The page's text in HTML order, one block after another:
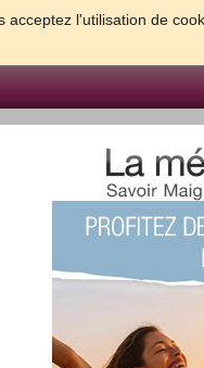
l'utilisation de
FORME & SANTE